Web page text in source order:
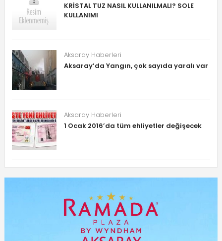
KRİSTAL TUZ NASIL KULLANILMALI? SOLE
KULLANIMI
Aksaray Haberleri
Aksaray’da Yangın, çok sayıda yaralı var
Aksaray Haberleri
1 Ocak 2016’da tüm ehliyetler değişecek